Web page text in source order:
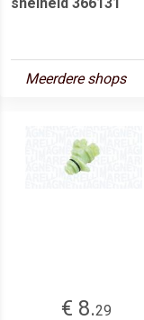
Meerdere shops
€ 8.29